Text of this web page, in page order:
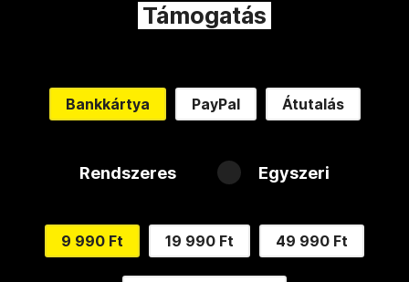
Támogatás
Bankkártya PayPal Átutalás
Rendszeres Egyszeri
9 990 Ft 19 990 Ft 49 990 Ft